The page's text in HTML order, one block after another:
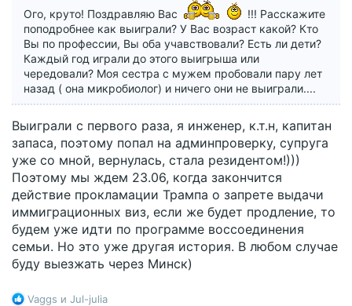
Ого, круто! Поздравляю Вас
!!! Расскажите
поподробнее как выиграли? У Вас возраст какой? Кто
Вы по профессии, Вы оба учавствовали? Есть ли дети?
Каждый год играли до этого выигрыша или
чередовали? Моя сестра с мужем пробовали пару лет
назад ( она микробиолог) и ничего они не выиграли....
Выиграли с первого раза, я инженер, к.т.н, капитан
запаса, поэтому попал на админпроверку, супруга
уже со мной, вернулась, стала резидентом!)))
Поэтому мы ждем 23.06, когда закончится
действие прокламации Трампа о запрете выдачи
иммиграционных виз, если же будет продление, то
будем уже идти по программе воссоединения
семьи. Но это уже другая история. В любом случае
буду выезжать через Минск)
Р
Vaggs и Jul-julia